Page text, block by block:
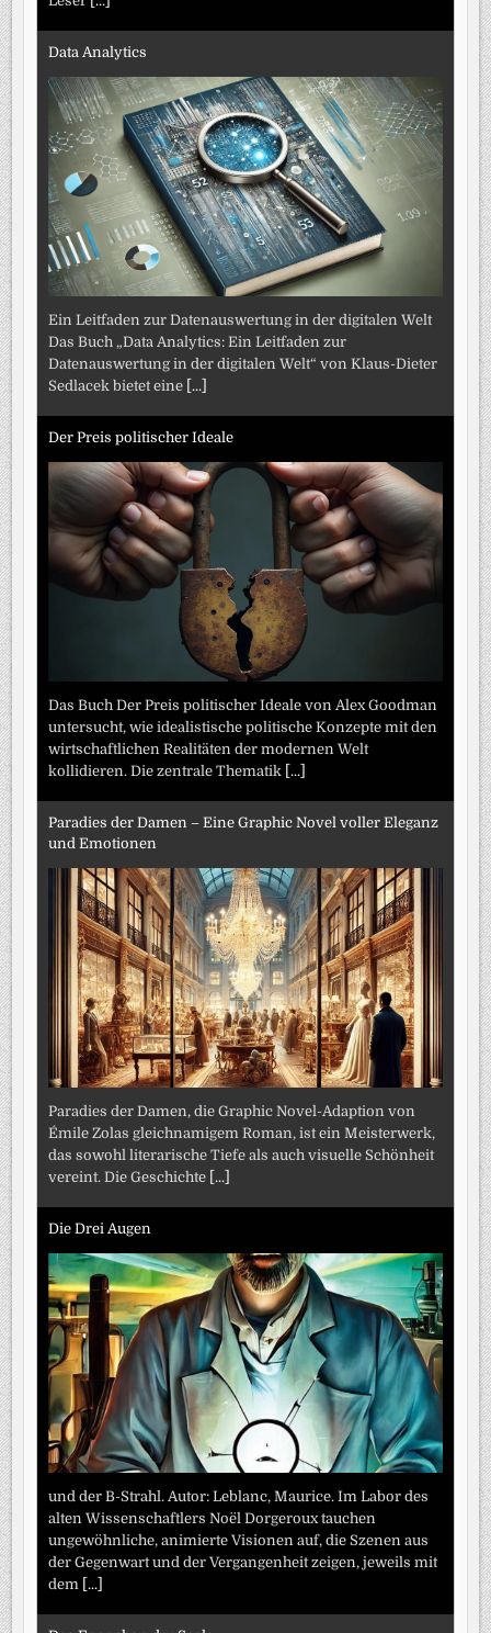
Data Analytics
Ein Leitfaden zur Datenauswertung in der digitalen Welt
Das Buch „Data Analytics: Ein Leitfaden zur
Datenauswertung in der digitalen Welt“ von Klaus-Dieter
Sedlacek bietet eine [...]
Der Preis politischer Ideale
Das Buch Der Preis politischer Ideale von Alex Goodman
untersucht, wie idealistische politische Konzepte mit den
wirtschaftlichen Realitäten der modernen Welt
kollidieren. Die zentrale Thematik [...]
Paradies der Damen – Eine Graphic Novel voller Eleganz
und Emotionen
Paradies der Damen, die Graphic Novel-Adaption von
Émile Zolas gleichnamigem Roman, ist ein Meisterwerk,
das sowohl literarische Tiefe als auch visuelle Schönheit
vereint. Die Geschichte [...]
Die Drei Augen
und der B-Strahl. Autor: Leblanc, Maurice. Im Labor des
alten Wissenschaftlers Noël Dorgeroux tauchen
ungewöhnliche, animierte Visionen auf, die Szenen aus
der Gegenwart und der Vergangenheit zeigen, jeweils mit
dem [...]